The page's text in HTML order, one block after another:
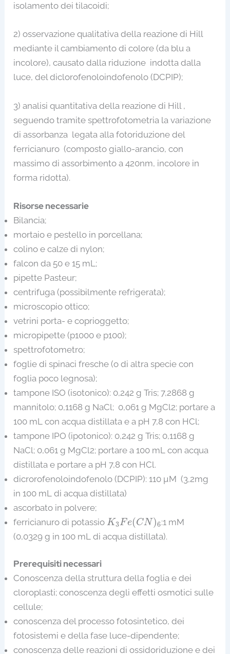
isolamento dei tilacoidi;
2) osservazione qualitativa della reazione di Hill
mediante il cambiamento di colore (da blu a
incolore), causato dalla riduzione indotta dalla
luce, del diclorofenoloindofenolo (DCPIP);
3) analisi quantitativa della reazione di Hill ,
seguendo tramite spettrofotometria la variazione
di assorbanza legata alla fotoriduzione del
ferricianuro (composto giallo-arancio, con
massimo di assorbimento a 420nm, incolore in
forma ridotta).
Risorse necessarie
Bilancia;
mortaio e pestello in porcellana;
colino e calze di nylon;
falcon da 50 e 15 mL;
pipette Pasteur;
centrifuga (possibilmente refrigerata);
microscopio ottico;
vetrini porta- e coprioggetto;
micropipette (p1000 e p100);
spettrofotometro;
foglie di spinaci fresche (o di altra specie con
foglia poco legnosa);
tampone ISO (isotonico): 0,242 g Tris; 7,2868 g
mannitolo; 0,1168 g NaCl; 0,061 g MgCl2; portare a
100 mL con acqua distillata e a pH 7,8 con HCl;
tampone IPO (ipotonico): 0,242 g Tris; 0,1168 g
NaCl; 0,061 g MgCl2; portare a 100 mL con acqua
distillata e portare a pH 7,8 con HCl.
dicrorofenoloindofenolo (DCPIP): 110 µM (3,2mg
in 100 mL di acqua distillata)
ascorbato in polvere;
ferricianuro di potassio K3Fe(CN)6
K3 Fe (CN)6 :1 mM
(0,0329 g in 100 mL di acqua distillata).
Prerequisiti necessari
Conoscenza della struttura della foglia e dei
cloroplasti; conoscenza degli effetti osmotici sulle
cellule;
conoscenza del processo fotosintetico, dei
fotosistemi e della fase luce-dipendente;
conoscenza delle reazioni di ossidoriduzione e dei